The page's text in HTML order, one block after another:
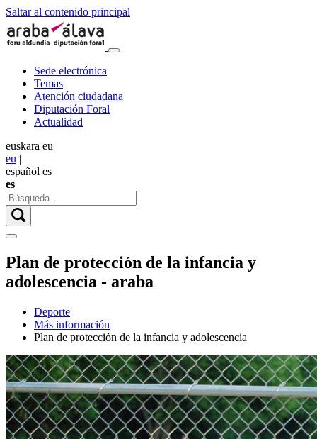
Saltar al contenido principal
Sede electrónica
Temas
Atención ciudadana
Diputación Foral
Actualidad
euskara eu
eu |
español es
es
Plan de protección de la infancia y
adolescencia - araba
Deporte
Más información
Plan de protección de la infancia y adolescencia